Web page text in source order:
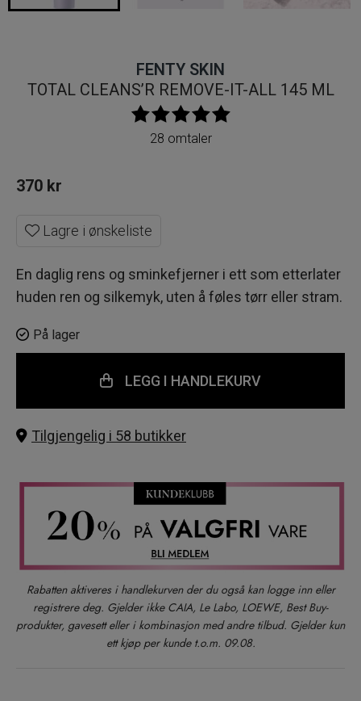
FENTY SKIN
TOTAL CLEANS’R REMOVE-IT-ALL 145 ML
28 omtaler
370 kr
Lagre i ønskeliste
En daglig rens og sminkefjerner i ett som etterlater
huden ren og silkemyk, uten å føles tørr eller stram.
På lager
LEGG I HANDLEKURV
Tilgjengelig i 58 butikker
Rabatten aktiveres i handlekurven der du også kan logge inn eller
registrere deg. Gjelder ikke CAIA, Le Labo, LOEWE, Best Buy-
produkter, gavesett eller i kombinasjon med andre tilbud. Gjelder kun
ett kjøp per kunde t.o.m. 09.08.